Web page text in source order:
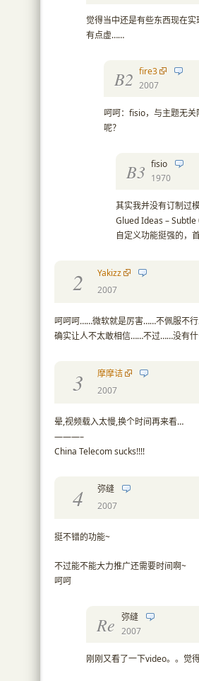
觉得当中还是有些东西现在
有点虚……
B2 fire3
2007
呵呵：fisio，与主题无
呢？
B3 fisio
1970
其实我并没有订制过
Glued Ideas – Subtle
自定义功能挺强的，
2
Yakizz
2007
呵呵呵……微软就是厉害……不佩服不
确实让人不太敢相信……不过……没有
3
摩摩诘
2007
晕,视频载入太慢,换个时间再来看…
———–
China Telecom sucks!!!!
4
弥缝
2007
挺不错的功能~
不过能不能大力推广还需要时间啊~
呵呵
Re 弥缝
2007
刚刚又看了一下video。。觉